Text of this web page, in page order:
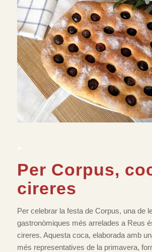
Per Corpus,
cireres
Per celebrar la festa de Corpus, una de
gastronòmiques més arrelades a Reus
cireres. Aquesta coca, elaborada amb
més representatives de la primavera,